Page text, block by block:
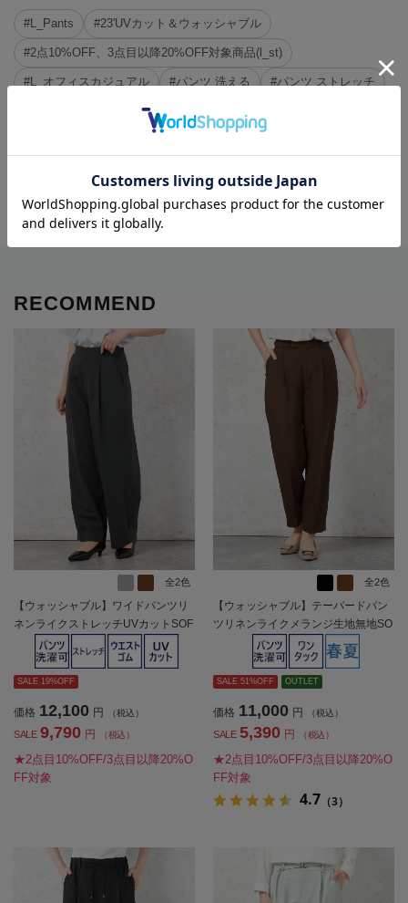
#L_Pants #23'UVカット＆ウォッシャブル
#2点10%OFF、3点目以降20%OFF対象商品(l_st)
#L_オフィスカジュアル #パンツ 洗える #パンツ ストレッチ
#パンツ 30代
※クリックするとタグに関連した商品が表示されます。
RECOMMEND
全2色
【ウォッシャブル】ワイドパンツリ
ネンライクストレッチUVカットSOF
FICE春夏【レディース】
SALE 19%OFF
価格 12,100 円 （税込）
SALE 9,790 円 （税込）
★2点目10%OFF/3点目以降20%O
FF対象
全2色
【ウォッシャブル】テーパードパン
ツリネンライクメランジ生地無地SO
FFICE春夏【レディース】
SALE 51%OFF OUTLET
価格 11,000 円 （税込）
SALE 5,390 円 （税込）
★2点目10%OFF/3点目以降20%O
FF対象
4.7 （3）